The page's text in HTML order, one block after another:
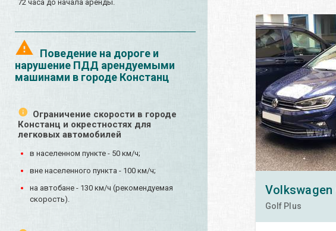
72 часа до начала аренды.
Поведение на дороге и
нарушение ПДД арендуемыми
машинами в городе Констанц
Ограничение скорости в городе
Констанц и окрестностях для
легковых автомобилей
в населенном пункте - 50 км/ч;
вне населенного пункта - 100 км/ч;
на автобане - 130 км/ч (рекомендуемая
скорость).
Volkswagen
Golf Plus